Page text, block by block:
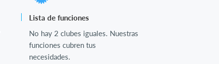
Lista de funciones
No hay 2 clubes iguales. Nuestras
funciones cubren tus
necesidades.